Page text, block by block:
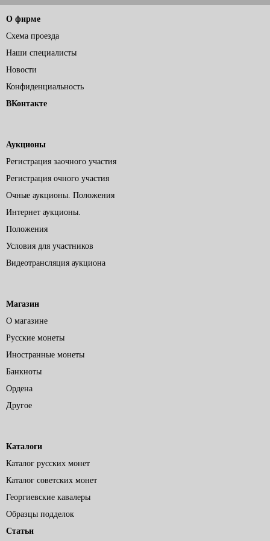
О фирме
Схема проезда
Наши специалисты
Новости
Конфиденциальность
ВКонтакте
Аукционы
Регистрация заочного участия
Регистрация очного участия
Очные аукционы. Положения
Интернет аукционы.
Положения
Условия для участников
Видеотрансляция аукциона
Магазин
О магазине
Русские монеты
Иностранные монеты
Банкноты
Ордена
Другое
Каталоги
Каталог русских монет
Каталог советских монет
Георгиевские кавалеры
Образцы подделок
Статьи